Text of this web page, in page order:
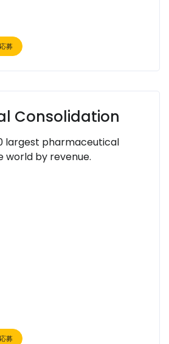
応募
Consolidation
largest pharmaceutical
world by revenue.
応募